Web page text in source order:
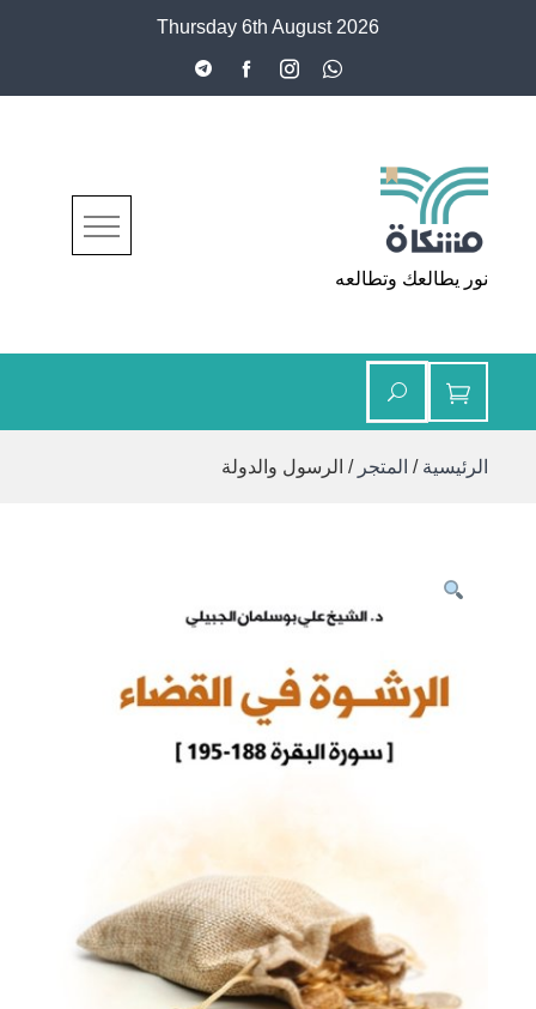
Thursday 6th August 2026
مشكاة
نور يطالعك وتطالعه
الرئيسية / المتجر / الرسول والدولة